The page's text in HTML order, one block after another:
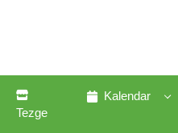
Tezge
Kalendar